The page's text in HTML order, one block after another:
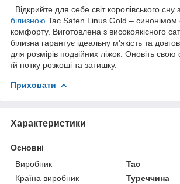
. Відкрийте для себе світ королівського сну з
білизною Tac Saten Linus Gold – синонімом
комфорту. Виготовлена з високоякісного
білизна гарантує ідеальну м'якість та
для розмірів подвійних ліжок. Оновіть
їй нотку розкоші та затишку.
Приховати
Характеристики
Основні
Виробник
Tac
Країна виробник
Туреччина